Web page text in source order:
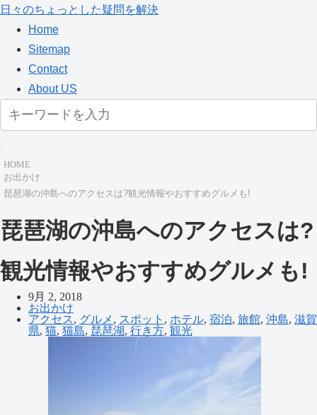
日々のちょっとした疑問を解決
Home
Sitemap
Contact
About US
HOME
お出かけ
琵琶湖の沖島へのアクセスは?観光情報やおすすめグルメも!
琵琶湖の沖島へのアクセスは?
観光情報やおすすめグルメも!
9月 2, 2018
お出かけ
アクセス, グルメ , スポット , ホテル, 宿泊, 旅館, 沖島, 滋賀
県, 猫, 猫島, 琵琶湖, 行き方, 観光